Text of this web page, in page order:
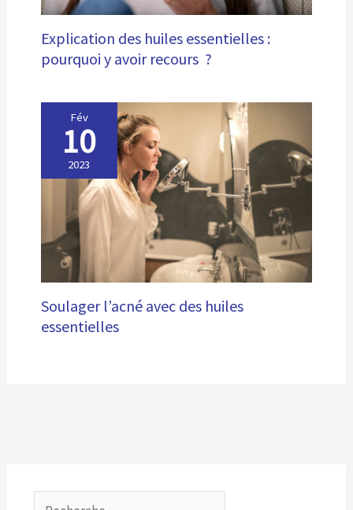
Explication des huiles essentielles :
pourquoi y avoir recours ?
Fév
10
2023
Soulager l’acné avec des huiles
essentielles